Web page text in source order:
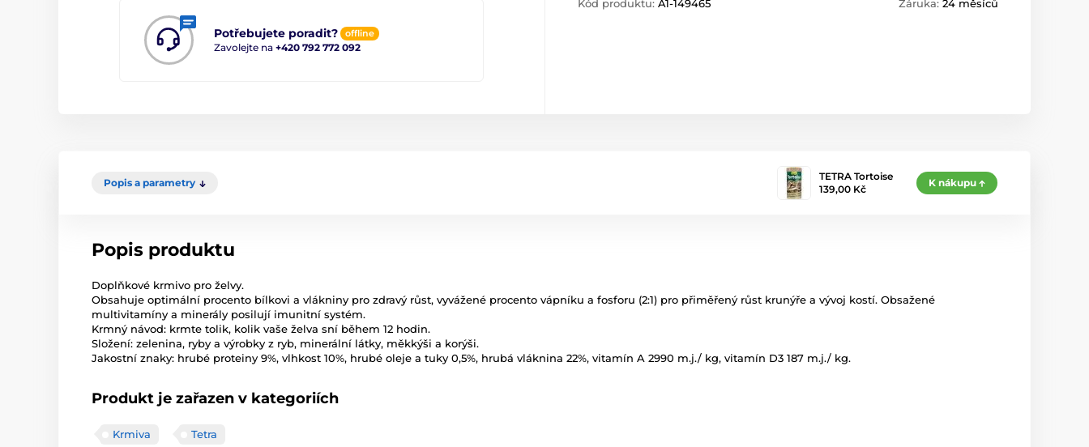
Potřebujete poradit? offline
Zavolejte na +420 792 772 092
Kód produktu: A1-149465 Záruka: 24 měsíců
Popis a parametry
TETRA Tortoise
139,00 Kč
K nákupu
Popis produktu
Doplňkové krmivo pro želvy.
Obsahuje optimální procento bílkovi a vlákniny pro zdravý růst, vyvážené procento vápníku a fosforu (2:1) pro přiměřený růst krunýře a vývoj kostí. Obsažené
multivitamíny a minerály posilují imunitní systém.
Krmný návod: krmte tolik, kolik vaše želva sní během 12 hodin.
Složení: zelenina, ryby a výrobky z ryb, minerální látky, měkkýši a korýši.
Jakostní znaky: hrubé proteiny 9%, vlhkost 10%, hrubé oleje a tuky 0,5%, hrubá vláknina 22%, vitamín A 2990 m.j./ kg, vitamín D3 187 m.j./ kg.
Produkt je zařazen v kategoriích
Krmiva Tetra